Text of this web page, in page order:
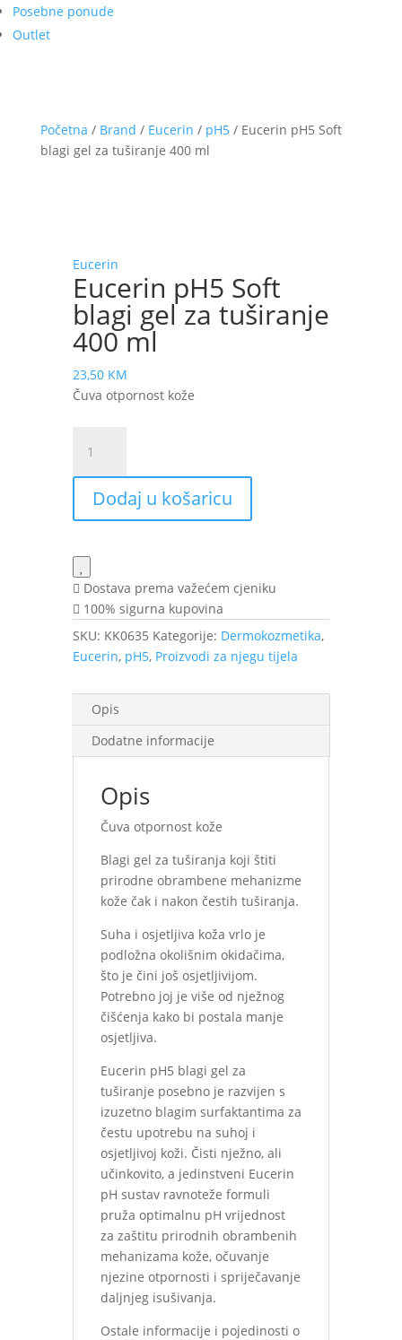
Posebne ponude
Outlet
Početna / Brand / Eucerin / pH5/ Eucerin pH5 Soft
blagi gel za tuširanje 400 ml
Eucerin
Eucerin pH5 Soft
blagi gel za tuširanje
400 ml
23,50 KM
Čuva otpornost kože
pH5
Soft
blagi
gel
tuširanje
400
ml
količina
Dodaj u košaricu
Dostava prema važećem cjeniku
100% sigurna kupovina
SKU: KK0635 Kategorije: Dermokozmetika,
Eucerin, pH5, Proizvodi za njegu tijela
Opis
Dodatne informacije
Opis
Čuva otpornost kože
Blagi gel za tuširanja koji štiti
prirodne obrambene mehanizme
kože čak i nakon čestih tuširanja.
Suha i osjetljiva koža vrlo je
podložna okolišnim okidačima,
što je čini još osjetljivijom.
Potrebno joj je više od nježnog
čišćenja kako bi postala manje
osjetljiva.
Eucerin pH5 blagi gel za
tuširanje posebno je razvijen s
izuzetno blagim surfaktantima za
čestu upotrebu na suhoj i
osjetljivoj koži. Čisti nježno, ali
učinkovito, a jedinstveni Eucerin
pH sustav ravnoteže formuli
pruža optimalnu pH vrijednost
za zaštitu prirodnih obrambenih
mehanizama kože, očuvanje
njezine otpornosti i spriječavanje
daljnjeg isušivanja.
Ostale informacije i pojedinosti o